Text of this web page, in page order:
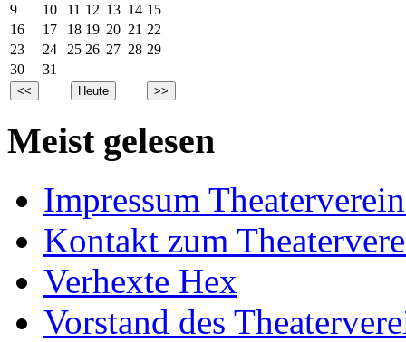
9
10 11 12 13 14 15
16
17 18 19 20 21 22
23
24 25 26 27 28 29
30
31
Meist gelesen
Impressum
Kontakt zum
Verhexte Hex
Vorstand des